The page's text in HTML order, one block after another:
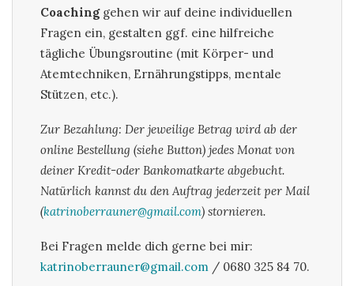
Coachinggehen wir auf deine individuellen
Fragen ein, gestalten ggf. eine hilfreiche
tägliche Übungsroutine (mit Körper- und
Atemtechniken, Ernährungstipps, mentale
Stützen, etc.).
Zur Bezahlung: Der jeweilige Betrag wird ab der
online Bestellung (siehe Button) jedes Monat von
deiner Kredit-oder Bankomatkarte abgebucht.
Natürlich kannst du den Auftrag jederzeit per Mail
(katrinoberrauner@gmail.com) stornieren.
Bei Fragen melde dich gerne bei mir:
katrinoberrauner@gmail.com / 0680 325 84 70.